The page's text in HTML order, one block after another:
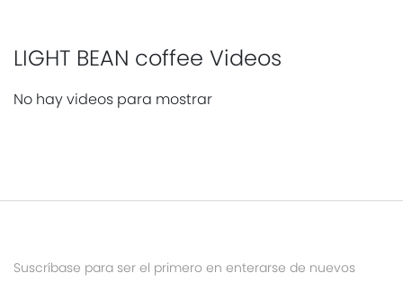
LIGHT BEAN coffee Videos
No hay videos para mostrar
Suscríbase para ser el primero en enterarse de nuevos